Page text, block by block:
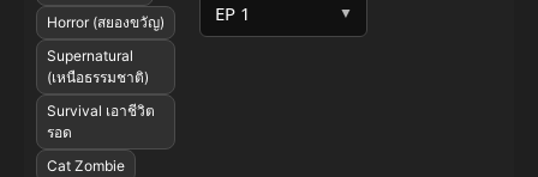
▼
Horror (สยองขวัญ)
Supernatural
(เหนือธรรมชาติ)
Survival เอาชีวิต
รอด
Cat Zombie